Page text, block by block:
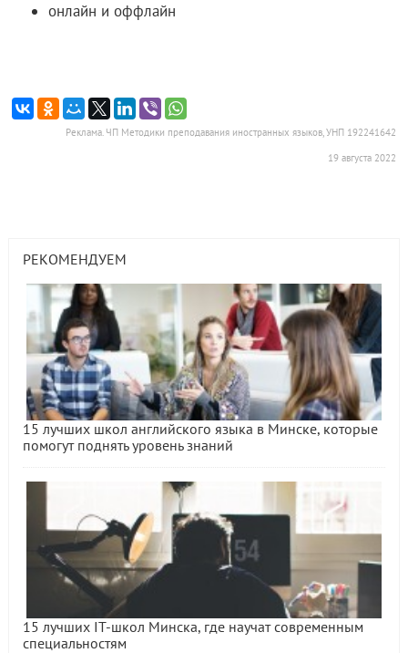
онлайн и оффлайн
Реклама. ЧП Методики преподавания иностранных языков, УНП 192241642
19 августа 2022
РЕКОМЕНДУЕМ
15 лучших школ английского языка в Минске, которые
помогут поднять уровень знаний
15 лучших IT-школ Минска, где научат современным
специальностям